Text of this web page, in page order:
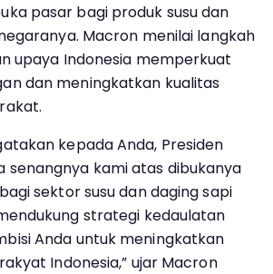
pasar bagi produk susu dan
Macron menilai langkah
upaya Indonesia memperkuat
dan meningkatkan kualitas
kepada Anda, Presiden
senangnya kami atas dibukanya
sektor susu dan daging sapi
strategi kedaulatan
Anda untuk meningkatkan
Indonesia,” ujar Macron